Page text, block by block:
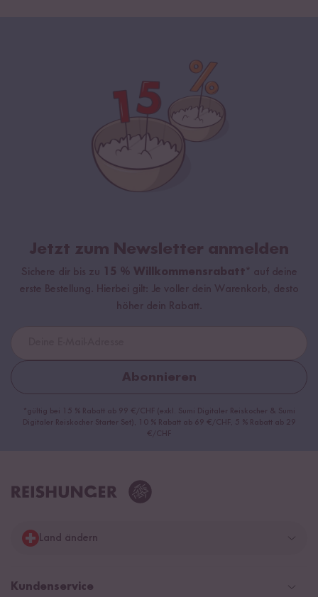
Jetzt zum Newsletter anmelden
Sichere dir bis zu 15 % Willkommensrabatt* auf deine
erste Bestellung. Hierbei gilt: Je voller dein Warenkorb, desto
höher dein Rabatt.
Abonnieren
*gültig bei 15 % Rabatt ab 99 €/CHF (exkl. Sumi Digitaler Reiskocher & Sumi
Digitaler Reiskocher Starter Set), 10 % Rabatt ab 69 €/CHF, 5 % Rabatt ab 29
€/CHF
Land ändern
Deutschland
Kundenservice